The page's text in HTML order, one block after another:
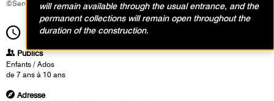
©Service éducatif et culturel
14h00Durée2h00
Publics
Enfants / Ados
de 7 ans à 10 ans
Adresse
will remain available through the usual entrance, and the
permanent collections will remain open throughout the
duration of the construction.